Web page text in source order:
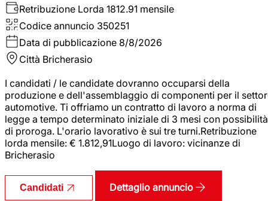
Retribuzione Lorda 1812.91 mensile
Codice annuncio 350251
Data di pubblicazione 8/8/2026
Città Bricherasio
I candidati / le candidate dovranno occuparsi della
produzione e dell'assemblaggio di componenti per il
automotive. Ti offriamo un contratto di lavoro a norma di
legge a tempo determinato iniziale di 3 mesi con possibilità
di proroga. L'orario lavorativo è sui tre turni.Retribuzione
lorda mensile: € 1.812,91Luogo di lavoro: vicinanze di
Bricherasio
Candidati Dettaglio annuncio